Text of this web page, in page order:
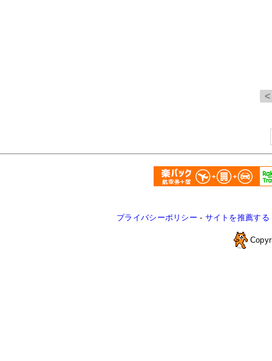
プライバシーポリシー - サイトを推薦する